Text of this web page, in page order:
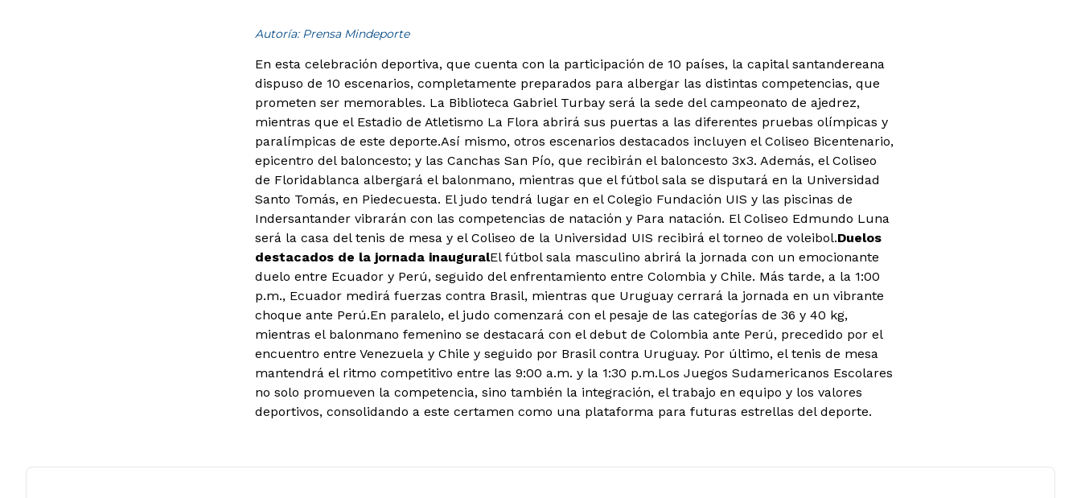
Autoría: Prensa Mindeporte
En esta celebración deportiva, que cuenta con la participación de 10 países, la capital santandereana
dispuso de 10 escenarios, completamente preparados para albergar las distintas competencias, que
prometen ser memorables. La Biblioteca Gabriel Turbay será la sede del campeonato de ajedrez,
mientras que el Estadio de Atletismo La Flora abrirá sus puertas a las diferentes pruebas olímpicas y
paralímpicas de este deporte.Así mismo, otros escenarios destacados incluyen el Coliseo Bicentenario,
epicentro del baloncesto; y las Canchas San Pío, que recibirán el baloncesto 3x3. Además, el Coliseo
de Floridablanca albergará el balonmano, mientras que el fútbol sala se disputará en la Universidad
Santo Tomás, en Piedecuesta. El judo tendrá lugar en el Colegio Fundación UIS y las piscinas de
Indersantander vibrarán con las competencias de natación y Para natación. El Coliseo Edmundo Luna
será la casa del tenis de mesa y el Coliseo de la Universidad UIS recibirá el torneo de voleibol.Duelos
destacados de la jornada inauguralEl fútbol sala masculino abrirá la jornada con un emocionante
duelo entre Ecuador y Perú, seguido del enfrentamiento entre Colombia y Chile. Más tarde, a la 1:00
p.m., Ecuador medirá fuerzas contra Brasil, mientras que Uruguay cerrará la jornada en un vibrante
choque ante Perú.En paralelo, el judo comenzará con el pesaje de las categorías de 36 y 40 kg,
mientras el balonmano femenino se destacará con el debut de Colombia ante Perú, precedido por el
encuentro entre Venezuela y Chile y seguido por Brasil contra Uruguay. Por último, el tenis de mesa
mantendrá el ritmo competitivo entre las 9:00 a.m. y la 1:30 p.m.Los Juegos Sudamericanos Escolares
no solo promueven la competencia, sino también la integración, el trabajo en equipo y los valores
deportivos, consolidando a este certamen como una plataforma para futuras estrellas del deporte.